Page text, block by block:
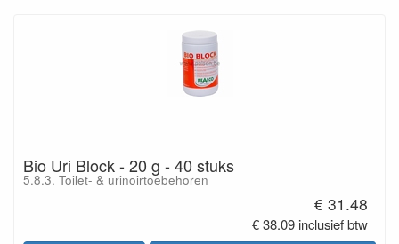
Bio Uri Block - 20 g - 40 stuks
5.8.3. Toilet- & urinoirtoebehoren
€ 31.48
€ 38.09 inclusief btw